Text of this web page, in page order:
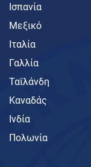
Ισπανία
Μεξικό
Ιταλία
Γαλλία
Ταϊλάνδη
Καναδάς
Ινδία
Πολωνία